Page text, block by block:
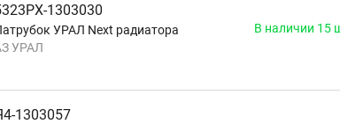
1303030
УРАЛ Next радиатора
УРАЛ
В наличии 15
1303057